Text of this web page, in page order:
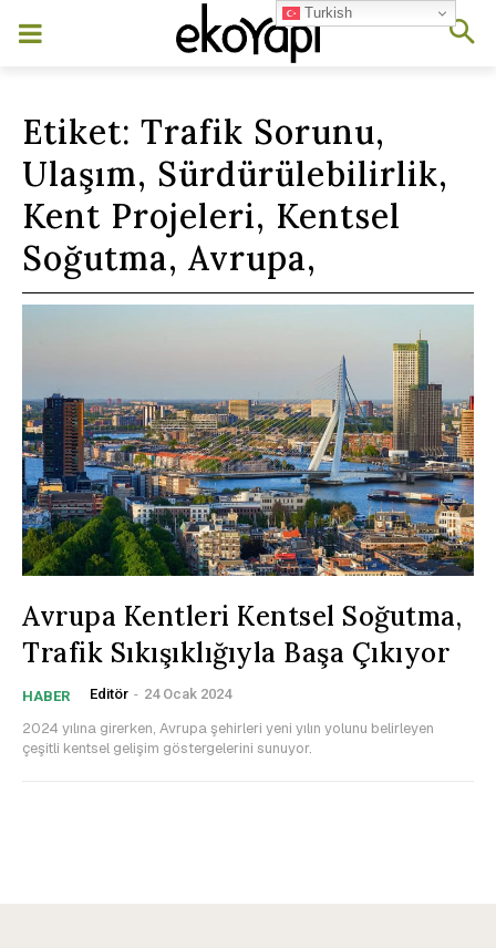
Etiket: Trafik Sorunu,
Ulaşım, Sürdürülebilirlik,
Kent Projeleri, Kentsel
Soğutma, Avrupa,
Avrupa Kentleri Kentsel Soğutma,
Trafik Sıkışıklığıyla Başa Çıkıyor
HABER Editör - 24 Ocak 2024
2024 yılına girerken, Avrupa şehirleri yeni yılın yolunu belirleyen
çeşitli kentsel gelişim göstergelerini sunuyor.
Turkish